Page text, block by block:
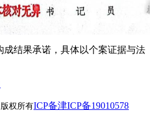
结果承诺，具体以个案证据与法
权所有ICP备津ICP备19010578